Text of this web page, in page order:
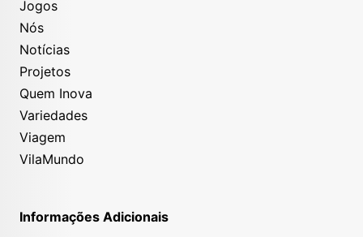
Jogos
Nós
Notícias
Projetos
Quem Inova
Variedades
Viagem
VilaMundo
Informações Adicionais